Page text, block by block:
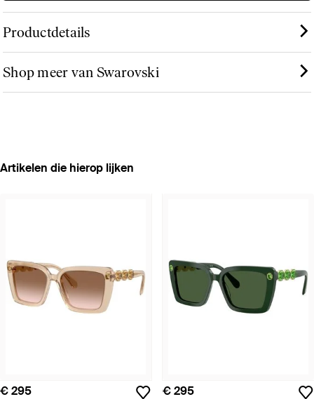
Productdetails
Shop meer van Swarovski
Artikelen die hierop lijken
€ 295 € 295